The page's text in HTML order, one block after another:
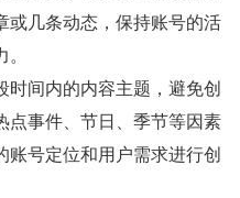
或几条动态，保持账号的活
间内的内容主题，避免创
点事件、节日、季节等因素
号定位和用户需求进行创